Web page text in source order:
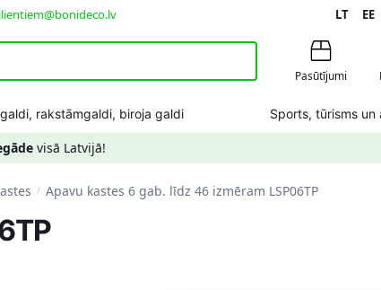
LT EE
Pasūtījumi
rakstāmgaldi, biroja galdi Sports, tūrisms un
visā Latvijā!
/ Apavu kastes 6 gab. līdz 46 izmēram LSP06TP